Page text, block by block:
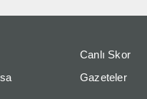
Canlı Skor
Gazeteler